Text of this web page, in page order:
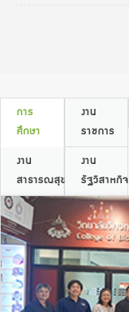
การ
ศึกษา
งาน
ราชการ
งาน
สาธารณสุข
งาน
รัฐวิสาหกิจ